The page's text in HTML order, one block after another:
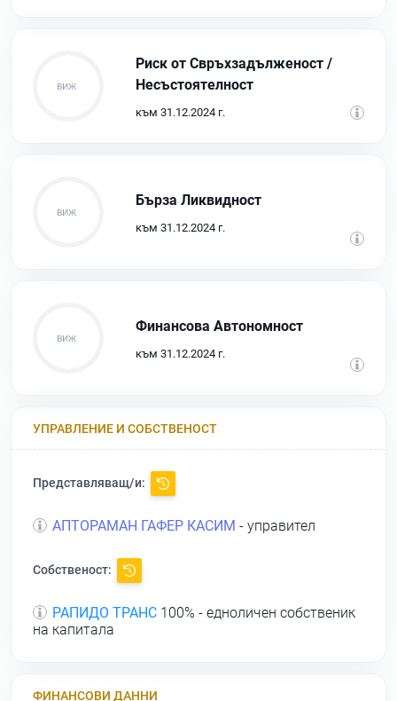
Риск от Свръхзадълженост /
Несъстоятелност
към 31.12.2024 г.
Бърза Ликвидност
към 31.12.2024 г.
Финансова Автономност
към 31.12.2024 г.
УПРАВЛЕНИЕ И СОБСТВЕНОСТ
Представляващ/и:
АПТОРАМАН ГАФЕР КАСИМ - управител
Собственост:
РАПИДО ТРАНС 100% - едноличен собственик
на капитала
ФИНАНСОВИ ДАННИ